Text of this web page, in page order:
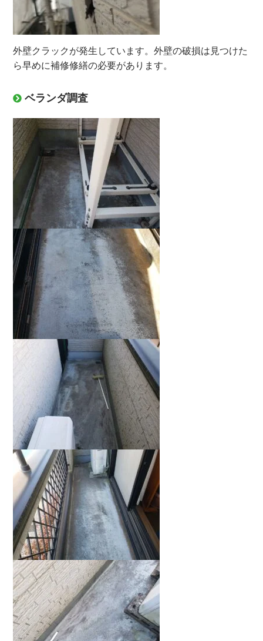
外壁クラックが発生しています。外壁の破損は見つけた
ら早めに補修修繕の必要があります。
ベランダ調査